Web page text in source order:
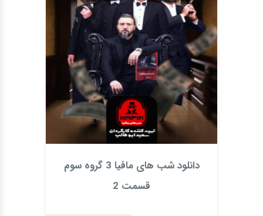
دانلود شب های مافیا 3 گروه سوم
قسمت 2